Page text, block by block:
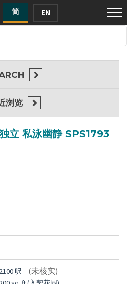
简 EN
立 私泳幽静 SPS1793
2100 呎 (未核实)
浏览